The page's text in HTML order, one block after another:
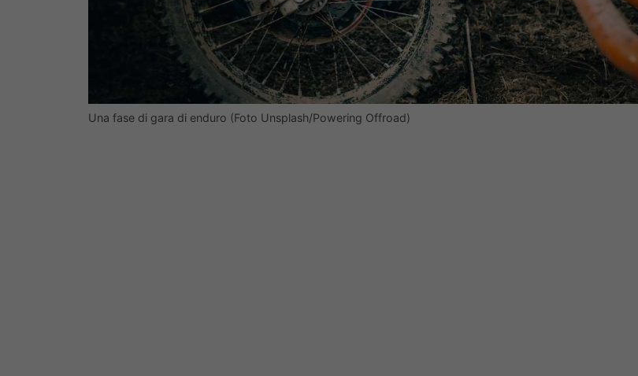
Una fase di gara di enduro (Foto Unsplash/Powering Offroad)